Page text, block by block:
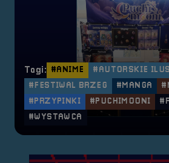
Tagi: #ANIME #AUTORSKIE
#FESTIWAL BRZEG
#MANGA
#PRZYPINKI
#PUCHIMOONI
#WYSTAWCA